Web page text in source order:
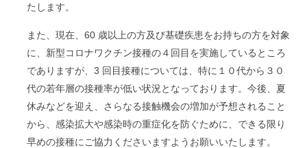
たします。
また、現在、60 歳以上の方及び基礎疾患をお持ちの方を対象
に、新型コロナワクチン接種の４回目を実施しているところ
でありますが、3 回目接種については、特に１０代から３０
代の若年層の接種率が低い状況となっております。今後、夏
休みなどを迎え、さらなる接触機会の増加が予想されること
から、感染拡大や感染時の重症化を防ぐために、できる限り
早めの接種にご協力くださいますようお願いいたします。